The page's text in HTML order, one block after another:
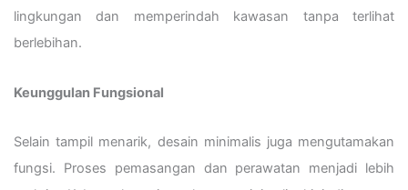
lingkungan dan memperindah kawasan tanpa terlihat
berlebihan.
Keunggulan Fungsional
Selain tampil menarik, desain minimalis juga mengutamakan
fungsi. Proses pemasangan dan perawatan menjadi lebih